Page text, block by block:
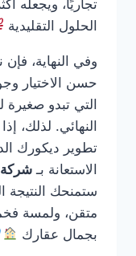
تجاريًا، ويجعله
الحلول التقليدية
وفي النهاية،
حسن الاختيار
التي تبدو صغيرة
النهائي. لذلك،
تطوير ديكورك
الاستعانة بـ شركة
ستمنحك النتيجة
متقن، ولمسة
بجمال عقارك